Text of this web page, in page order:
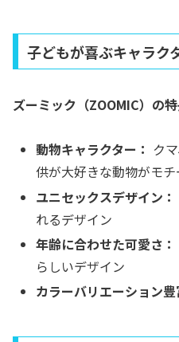
子どもが喜ぶキャラク
ズーミック（ZOOMIC）の
動物キャラクター： ク
供が大好きな動物がモチ
ユニセックスデザイン：
れるデザイン
年齢に合わせた可愛さ：
らしいデザイン
カラーバリエーション豊